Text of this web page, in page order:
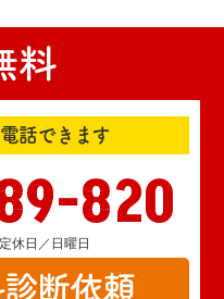
料
話できます
820
休日／日曜日
断依頼